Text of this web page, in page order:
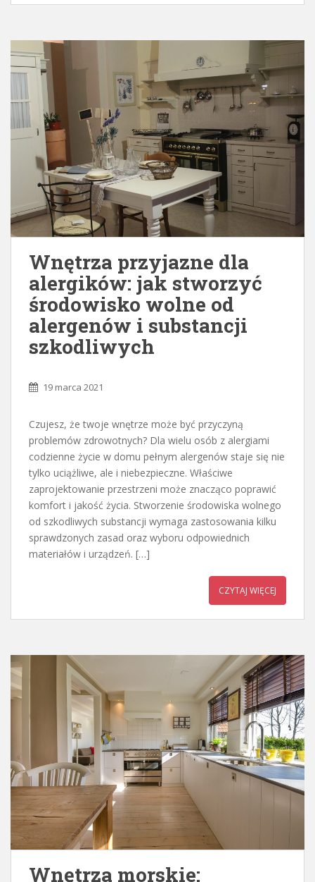
Wnętrza przyjazne dla
alergików: jak stworzyć
środowisko wolne od
alergenów i substancji
szkodliwych
19 marca 2021
Czujesz, że twoje wnętrze może być przyczyną
problemów zdrowotnych? Dla wielu osób z alergiami
codzienne życie w domu pełnym alergenów staje się nie
tylko uciążliwe, ale i niebezpieczne. Właściwe
zaprojektowanie przestrzeni może znacząco poprawić
komfort i jakość życia. Stworzenie środowiska wolnego
od szkodliwych substancji wymaga zastosowania kilku
sprawdzonych zasad oraz wyboru odpowiednich
materiałów i urządzeń. […]
CZYTAJ WIĘCEJ
Wnętrza morskie: